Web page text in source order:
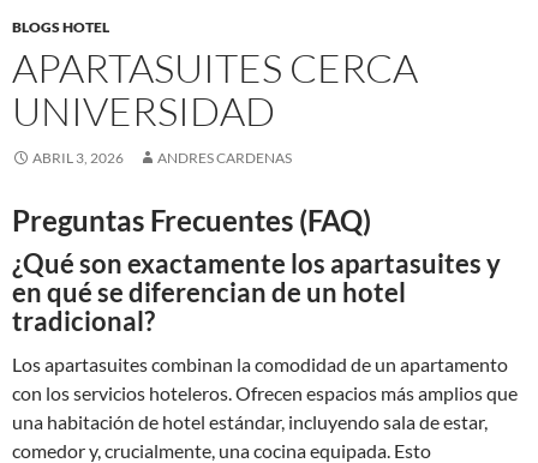
BLOGS HOTEL
APARTASUITES CERCA
UNIVERSIDAD
ABRIL 3, 2026 ANDRES CARDENAS
Preguntas Frecuentes (FAQ)
¿Qué son exactamente los apartasuites y
en qué se diferencian de un hotel
tradicional?
Los apartasuites combinan la comodidad de un apartamento
con los servicios hoteleros. Ofrecen espacios más amplios que
una habitación de hotel estándar, incluyendo sala de estar,
comedor y, crucialmente, una cocina equipada. Esto